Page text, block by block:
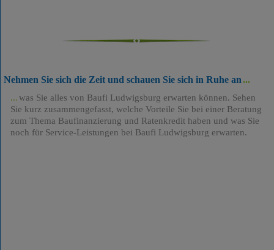
Nehmen Sie sich die Zeit und schauen Sie sich in Ruhe an
was Sie alles von Baufi Ludwigsburg erwarten können. Sehen
Sie kurz zusammengefasst, welche Vorteile Sie bei einer Beratung
zum Thema Baufinanzierung und Ratenkredit haben und was Sie
noch für Service-Leistungen bei Baufi Ludwigsburg erwarten.